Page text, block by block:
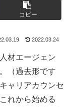
コピー
2022.03.24
材エージェン
（過去形です
ャリアカウンセ
れから始める